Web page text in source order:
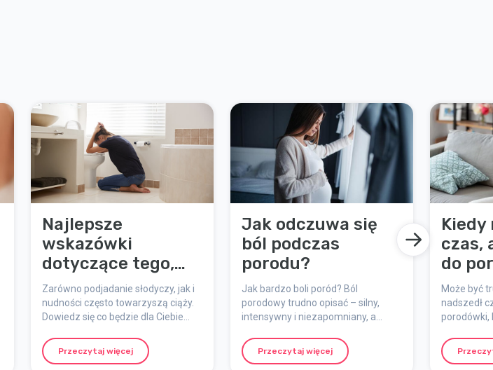
Najlepsze
wskazówki
dotyczące tego,
jak uniknąć
wymiotów –
Sprytne
podjadanie
Zarówno podjadanie słodyczy, jak i
nudności często towarzyszą ciąży.
Dowiedz się co będzie dla Ciebie
przekąski.
Przeczytaj więcej
Jak odczuwa się
ból podczas
porodu?
Jak bardzo boli poród? Ból
porodowy trudno opisać – silny,
intensywny i niezapomniany, a
przejściowy. Wyjaśniamy, jak
odczuwasz ból, dlaczego się
Przeczytaj więcej
Kiedy
czas,
do
Może być
nadszedł
porodówki,
porodówki
rozpoczną